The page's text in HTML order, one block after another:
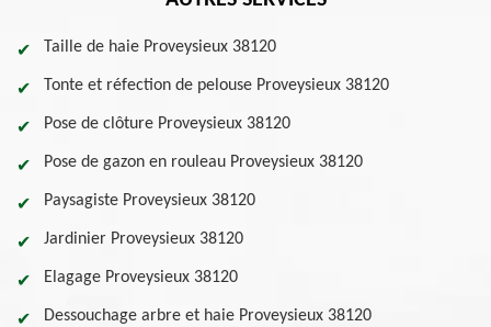
Taille de haie Proveysieux 38120
Tonte et réfection de pelouse Proveysieux 38120
Pose de clôture Proveysieux 38120
Pose de gazon en rouleau Proveysieux 38120
Paysagiste Proveysieux 38120
Jardinier Proveysieux 38120
Elagage Proveysieux 38120
Dessouchage arbre et haie Proveysieux 38120